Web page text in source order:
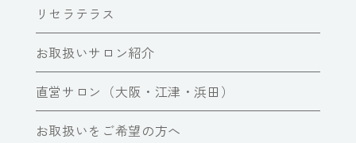
リセラテラス
お取扱いサロン紹介
直営サロン（大阪・江津・浜田）
お取扱いをご希望の方へ